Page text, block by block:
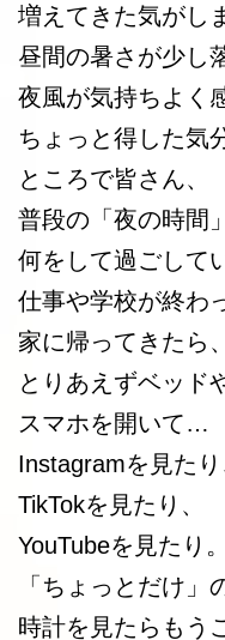
増えてきた気がし
昼間の暑さが少し
夜風が気持ちよく
ちょっと得した気
ところで皆さん、
普段の「夜の時間
何をして過ごして
仕事や学校が終わ
家に帰ってきたら、
とりあえずベッド
スマホを開いて…
Instagramを見たり
TikTokを見たり、
YouTubeを見たり。
「ちょっとだけ」
時計を見たらもう